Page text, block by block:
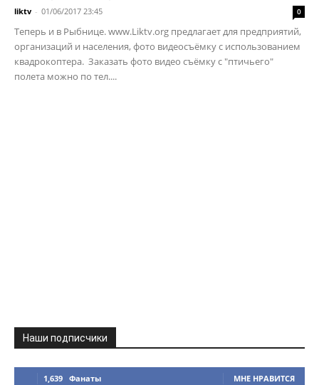
liktv - 01/06/2017 23:45 0
Теперь и в Рыбнице. www.Liktv.org предлагает для предприятий,
организаций и населения, фото видеосъёмку с использованием
квадрокоптера. Заказать фото видео съёмку с "птичьего"
полета можно по тел....
Наши подписчики
1,639 Фанаты МНЕ НРАВИТСЯ